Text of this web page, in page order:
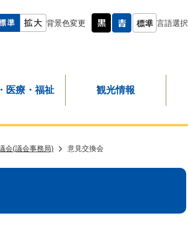
背景色変更 言語選択
医療・福祉 観光情報
会(議会事務局) 意見交換会